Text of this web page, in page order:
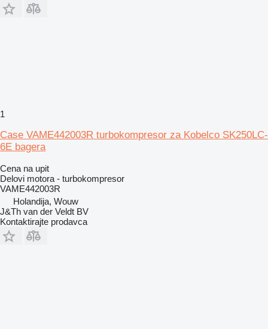
1
Case VAME442003R turbokompresor za Kobelco SK250LC-
6E bagera
Cena na upit
Delovi motora - turbokompresor
VAME442003R
Holandija, Wouw
J&Th van der Veldt BV
Kontaktirajte prodavca